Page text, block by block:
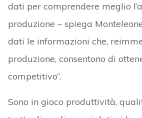
dati per comprendere meglio
produzione – spiega
dati le informazioni che,
produzione, consentono di
competitivo”.
Sono in gioco produttività,